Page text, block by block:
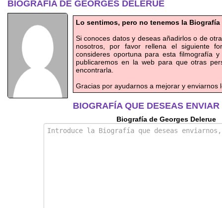
BIOGRAFÍA DE GEORGES DELERUE
Lo sentimos, pero no tenemos la Biografía
Si conoces datos y deseas añadirlos o de
nosotros, por favor rellena el siguiente
consideres oportuna para esta filmografía
publicaremos en la web para que otras
encontrarla.
Gracias por ayudarnos a mejorar y enviarnos
BIOGRAFÍA QUE DESEAS ENVIAR
Biografía de Georges Delerue